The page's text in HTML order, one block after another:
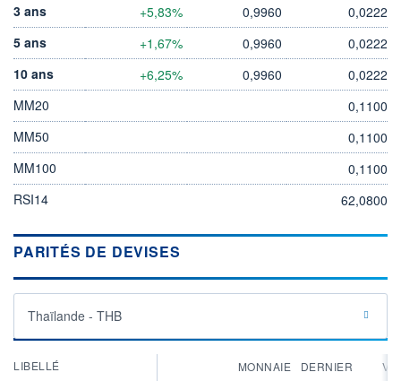
3 ans
+5,83% 0,9960
0,0222
5 ans
+1,67% 0,9960
0,0222
10 ans
+6,25% 0,9960
0,0222
MM20
0,1100
MM50
0,1100
MM100
0,1100
RSI14
62,0800
PARITÉS DE DEVISES
Thaïlande - THB
LIBELLÉ MONNAIE DERNIER